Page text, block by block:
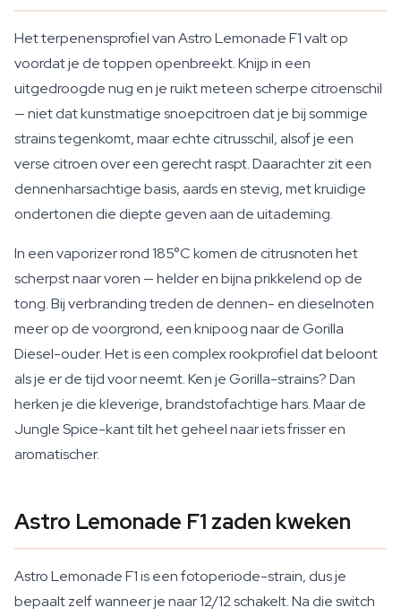
Het terpenensprofiel van Astro Lemonade F1 valt op
voordat je de toppen openbreekt. Knijp in een
uitgedroogde nug en je ruikt meteen scherpe citroenschil
— niet dat kunstmatige snoepcitroen dat je bij sommige
strains tegenkomt, maar echte citrusschil, alsof je een
verse citroen over een gerecht raspt. Daarachter zit een
dennenharsachtige basis, aards en stevig, met kruidige
ondertonen die diepte geven aan de uitademing.
In een vaporizer rond 185°C komen de citrusnoten het
scherpst naar voren — helder en bijna prikkelend op de
tong. Bij verbranding treden de dennen- en dieselnoten
meer op de voorgrond, een knipoog naar de Gorilla
Diesel-ouder. Het is een complex rookprofiel dat beloont
als je er de tijd voor neemt. Ken je Gorilla-strains? Dan
herken je die kleverige, brandstofachtige hars. Maar de
Jungle Spice-kant tilt het geheel naar iets frisser en
aromatischer.
Astro Lemonade F1 zaden kweken
Astro Lemonade F1 is een fotoperiode-strain, dus je
bepaalt zelf wanneer je naar 12/12 schakelt. Na die switch